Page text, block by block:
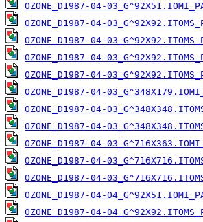
OZONE_D1987-04-
OZONE_D1987-04-
OZONE_D1987-04-
OZONE_D1987-04-
OZONE_D1987-04-
OZONE_D1987-04-
OZONE_D1987-04-
OZONE_D1987-04-
OZONE_D1987-04-
OZONE_D1987-04-
OZONE_D1987-04-
OZONE_D1987-04-
OZONE_D1987-04-